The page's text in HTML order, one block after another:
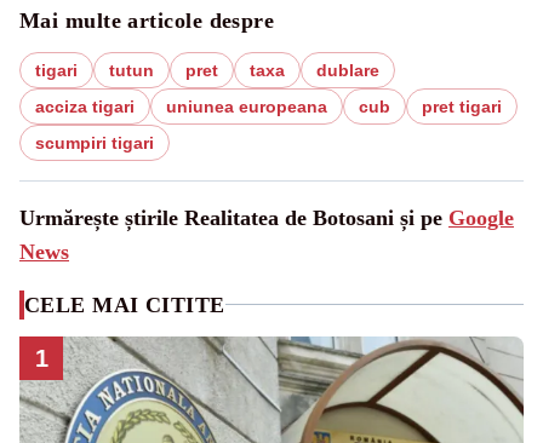
Mai multe articole despre
tigari tutun pret taxa
dublare
acciza tigari
uniunea europeana cub
pret tigari
scumpiri tigari
Urmărește știrile Realitatea de Botosani și pe Google
News
CELE MAI CITITE
1